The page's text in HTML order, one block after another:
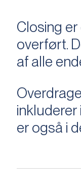
Closing
overført.
af alle
er også i